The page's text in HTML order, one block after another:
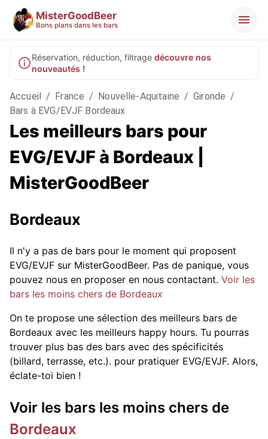
MisterGoodBeer
Bons plans dans les bars
Réservation, réduction, filtrage découvre nos
nouveautés !
Accueil / France / Nouvelle-Aquitaine / Gironde /
Bars à EVG/EVJF Bordeaux
Les meilleurs bars pour
EVG/EVJF à Bordeaux |
MisterGoodBeer
Bordeaux
Il n'y a pas de bars pour le moment qui proposent
EVG/EVJF sur MisterGoodBeer. Pas de panique, vous
pouvez nous en proposer en nous contactant. Voir les
bars les moins chers de Bordeaux
On te propose une sélection des meilleurs bars de
Bordeaux avec les meilleurs happy hours. Tu pourras
trouver plus bas des bars avec des spécificités
(billard, terrasse, etc.). pour pratiquer EVG/EVJF. Alors,
éclate-toi bien !
Voir les bars les moins chers de
Bordeaux